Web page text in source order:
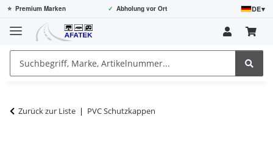
⭐ Premium Marken ✓ Abholung vor Ort DE▾
Zurück zur Liste PVC Schutzkappen